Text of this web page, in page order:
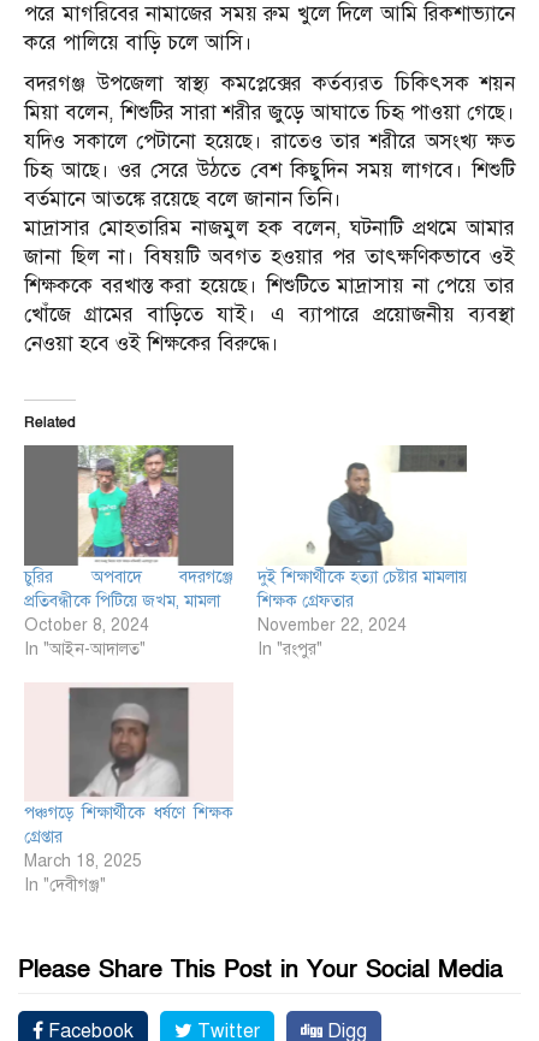
পরে মাগরিবের নামাজের সময় রুম খুলে দিলে আমি রিকশাভ্যানে
করে পালিয়ে বাড়ি চলে আসি।
বদরগঞ্জ উপজেলা স্বাস্থ্য কমপ্লেক্সের কর্তব্যরত চিকিৎসক শয়ন
মিয়া বলেন, শিশুটির সারা শরীর জুড়ে আঘাতে চিহৃ পাওয়া গেছে।
যদিও সকালে পেটানো হয়েছে। রাতেও তার শরীরে অসংখ্য ক্ষত
চিহৃ আছে। ওর সেরে উঠতে বেশ কিছুদিন সময় লাগবে। শিশুটি
বর্তমানে আতঙ্কে রয়েছে বলে জানান তিনি।
মাদ্রাসার মোহতারিম নাজমুল হক বলেন, ঘটনাটি প্রথমে আমার
জানা ছিল না। বিষয়টি অবগত হওয়ার পর তাৎক্ষণিকভাবে ওই
শিক্ষককে বরখাস্ত করা হয়েছে। শিশুটিতে মাদ্রাসায় না পেয়ে তার
খোঁজে গ্রামের বাড়িতে যাই। এ ব্যাপারে প্রয়োজনীয় ব্যবস্থা
নেওয়া হবে ওই শিক্ষকের বিরুদ্ধে।
Related
চুরির অপবাদে বদরগঞ্জে
প্রতিবন্ধীকে পিটিয়ে জখম, মামলা
October 8, 2024
In "আইন-আদালত"
দুই শিক্ষার্থীকে হত্যা চেষ্টার মামলায়
শিক্ষক গ্রেফতার
November 22, 2024
In "রংপুর"
পঞ্চগড়ে শিক্ষার্থীকে ধর্ষণে শিক্ষক
গ্রেপ্তার
March 18, 2025
In "দেবীগঞ্জ"
Please Share This Post in Your Social Media
Facebook Twitter Digg